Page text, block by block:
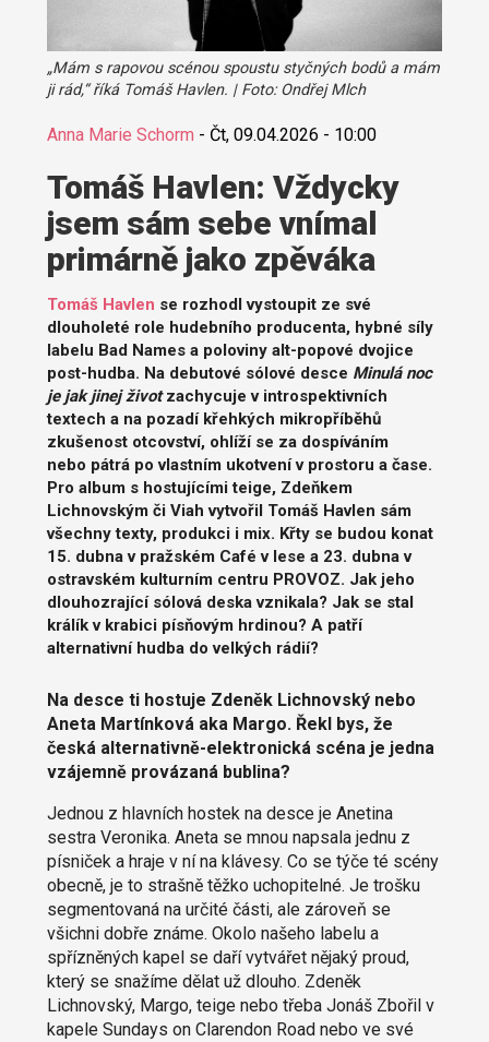
„Mám s rapovou scénou spoustu styčných bodů a mám
ji rád,“ říká Tomáš Havlen. | Foto: Ondřej Mlch
Anna Marie Schorm - Čt, 09.04.2026 - 10:00
Tomáš Havlen: Vždycky
jsem sám sebe vnímal
primárně jako zpěváka
Tomáš Havlen se rozhodl vystoupit ze své
dlouholeté role hudebního producenta, hybné síly
labelu Bad Names a poloviny alt-popové dvojice
post-hudba. Na debutové sólové desce Minulá noc
je jak jinej životzachycuje v introspektivních
textech a na pozadí křehkých mikropříběhů
zkušenost otcovství, ohlíží se za dospíváním
nebo pátrá po vlastním ukotvení v prostoru a čase.
Pro album s hostujícími teige, Zdeňkem
Lichnovským či Viah vytvořil Tomáš Havlen sám
všechny texty, produkci i mix. Křty se budou konat
15. dubna v pražském Café v lese a 23. dubna v
ostravském kulturním centru PROVOZ. Jak jeho
dlouhozrající sólová deska vznikala? Jak se stal
králík v krabici písňovým hrdinou? A patří
alternativní hudba do velkých rádií?
Na desce ti hostuje Zdeněk Lichnovský nebo
Aneta Martínková aka Margo. Řekl bys, že
česká alternativně-elektronická scéna je jedna
vzájemně provázaná bublina?
Jednou z hlavních hostek na desce je Anetina
sestra Veronika. Aneta se mnou napsala jednu z
písniček a hraje v ní na klávesy. Co se týče té scény
obecně, je to strašně těžko uchopitelné. Je trošku
segmentovaná na určité části, ale zároveň se
všichni dobře známe. Okolo našeho labelu a
spřízněných kapel se daří vytvářet nějaký proud,
který se snažíme dělat už dlouho. Zdeněk
Lichnovský, Margo, teige nebo třeba Jonáš Zbořil v
kapele Sundays on Clarendon Road nebo ve své